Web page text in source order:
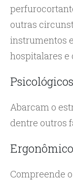
outras
instrumentos
hospitalares e
Psicológicos
Abarcam o
dentre outros
Compreende